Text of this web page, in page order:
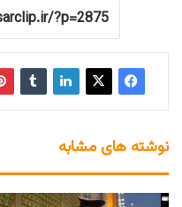
نوشته های مشابه